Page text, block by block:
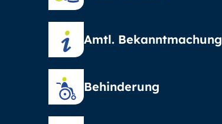
Amtl. Bekanntmachung
Behinderung